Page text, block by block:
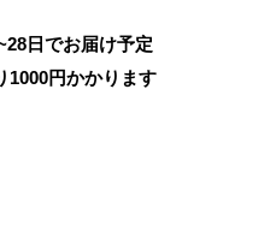
日でお届け予定
1000円かかります